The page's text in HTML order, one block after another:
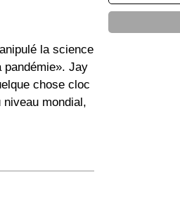
la science
pandémie». Jay
chose cloc
mondial,